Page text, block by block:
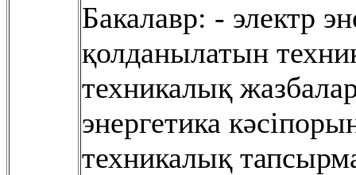
Бакалавр: - электр
қолданылатын
техникалық
энергетика
техникалық